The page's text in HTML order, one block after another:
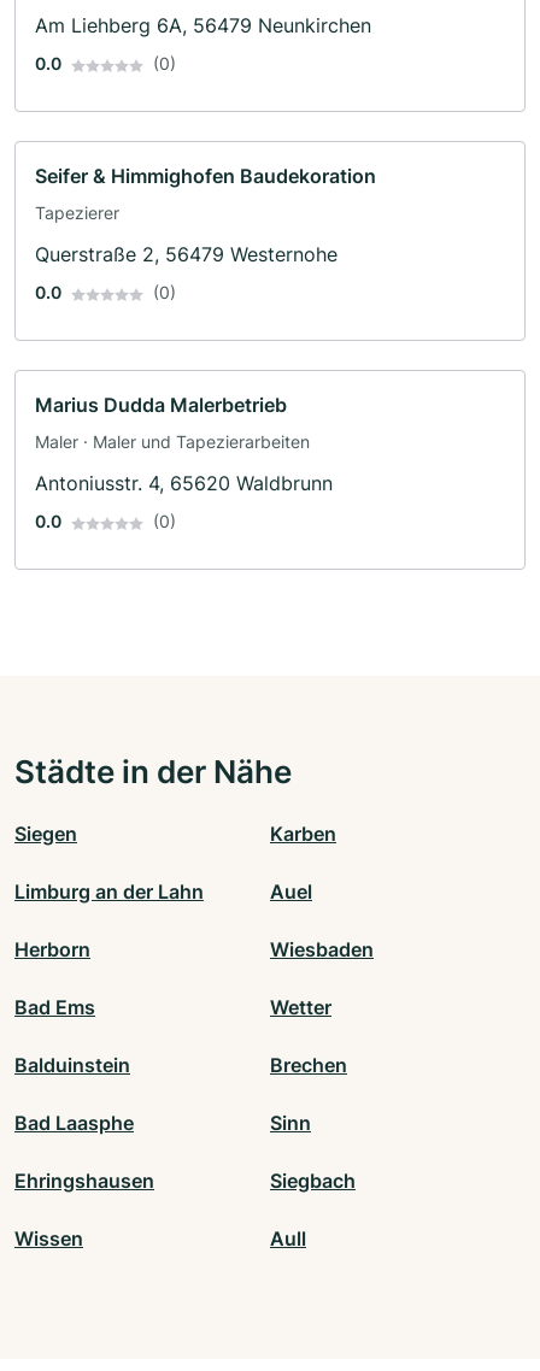
Am Liehberg 6A, 56479 Neunkirchen
0.0 (0)
Seifer & Himmighofen Baudekoration
Tapezierer
Querstraße 2, 56479 Westernohe
0.0 (0)
Marius Dudda Malerbetrieb
Maler · Maler und Tapezierarbeiten
Antoniusstr. 4, 65620 Waldbrunn
0.0 (0)
Städte in der Nähe
Siegen Karben
Limburg an der Lahn Auel
Herborn Wiesbaden
Bad Ems Wetter
Balduinstein Brechen
Bad Laasphe Sinn
Ehringshausen Siegbach
Wissen Aull